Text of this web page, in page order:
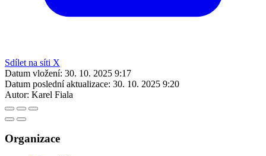
Sdílet na síti X
Datum vložení: 30. 10. 2025 9:17
Datum poslední aktualizace: 30. 10. 2025 9:20
Autor: Karel Fiala
Organizace